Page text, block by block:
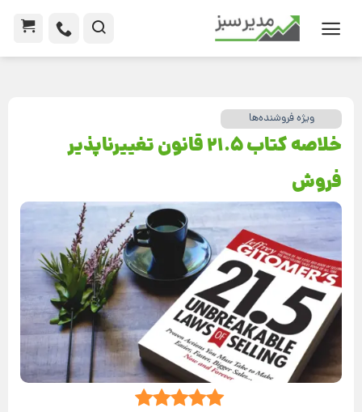
ویژه فروشنده‌ها
خلاصه کتاب 21.5 قانون تغییرناپذیر
فروش